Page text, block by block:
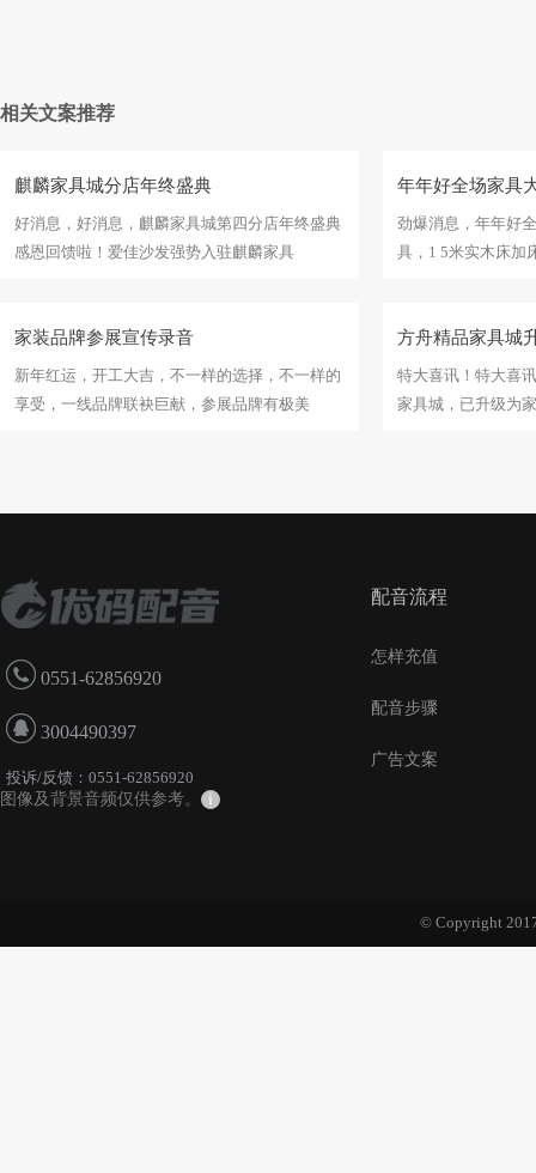
相关文案推荐
麒麟家具城分店年终盛典
好消息，好消息，麒麟家具城第四分店年终盛典
感恩回馈啦！爱佳沙发强势入驻麒麟家具
年年好全场家具
劲爆消息，年年好
具，1 5米实木床加
家装品牌参展宣传录音
新年红运，开工大吉，不一样的选择，不一样的
享受，一线品牌联袂巨献，参展品牌有极美
方舟精品家具城
特大喜讯！特大喜
家具城，已升级为
0551-62856920
3004490397
投诉/反馈：0551-62856920
图像及背景音频仅供参考。
i
配音流程
怎样充值
配音步骤
广告文案
© Copyright